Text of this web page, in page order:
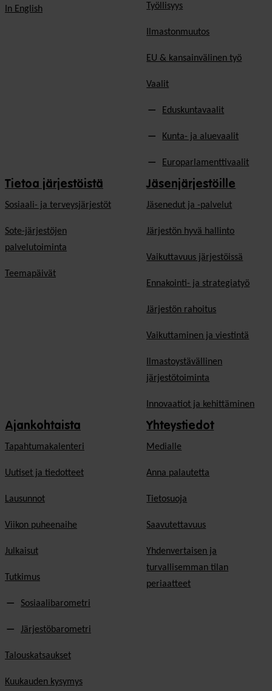
In English Työllisyys
Ilmastonmuutos
EU & kansainvälinen työ
Vaalit
Eduskuntavaalit
Kunta- ja aluevaalit
Europarlamenttivaalit
Tietoa järjestöistä
Sosiaali- ja terveysjärjestöt
Sote-järjestöjen
palvelutoiminta
Teemapäivät
Jäsenjärjestöille
Jäsen­edut ja -palvelut
Järjestön hyvä hallinto
Vaikuttavuus järjestöissä
Ennakointi- ja strategiatyö
Järjestön rahoitus
Vaikuttaminen ja viestintä
Ilmastoystävällinen
järjestötoiminta
Innovaatiot ja kehittäminen
Ajankohtaista
Tapahtumakalenteri
Uutiset ja tiedotteet
Lausunnot
Viikon puheenaihe
Julkaisut
Tutkimus
Sosiaalibarometri
Järjestöbarometri
Talouskatsaukset
Kuukauden kysymys
Yhteystiedot
Medialle
Anna palautetta
Tietosuoja
Saavutettavuus
Yhdenvertaisen ja
turvallisemman tilan
periaatteet